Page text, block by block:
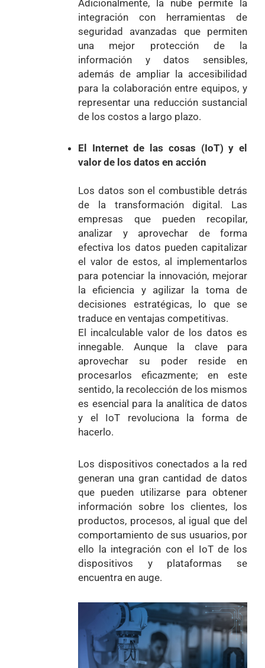
Adicionalmente, la nube permite la
integración con herramientas de
seguridad avanzadas que permiten
una mejor protección de la
información y datos sensibles,
además de ampliar la accesibilidad
para la colaboración entre equipos, y
representar una reducción sustancial
de los costos a largo plazo.
El Internet de las cosas (IoT) y el
valor de los datos en acción
Los datos son el combustible detrás
de la transformación digital. Las
empresas que pueden recopilar,
analizar y aprovechar de forma
efectiva los datos pueden capitalizar
el valor de estos, al implementarlos
para potenciar la innovación, mejorar
la eficiencia y agilizar la toma de
decisiones estratégicas, lo que se
traduce en ventajas competitivas.
El incalculable valor de los datos es
innegable. Aunque la clave para
aprovechar su poder reside en
procesarlos eficazmente; en este
sentido, la recolección de los mismos
es esencial para la analítica de datos
y el IoT revoluciona la forma de
hacerlo.
Los dispositivos conectados a la red
generan una gran cantidad de datos
que pueden utilizarse para obtener
información sobre los clientes, los
productos, procesos, al igual que del
comportamiento de sus usuarios, por
ello la integración con el IoT de los
dispositivos y plataformas se
encuentra en auge.